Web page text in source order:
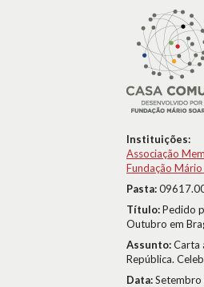
Instituições:
Associação
Fundação
Pasta:
Título:Pedido
Outubro em
Assunto:Carta
República.
Data: